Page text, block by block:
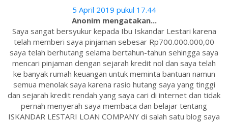
5 April 2019 pukul 17.44
Anonim mengatakan...
Saya sangat bersyukur kepada Ibu Iskandar Lestari karena
telah memberi saya pinjaman sebesar Rp700.000.000,00
saya telah berhutang selama bertahun-tahun sehingga saya
mencari pinjaman dengan sejarah kredit nol dan saya telah
ke banyak rumah keuangan untuk meminta bantuan namun
semua menolak saya karena rasio hutang saya yang tinggi
dan sejarah kredit rendah yang saya cari di internet dan tidak
pernah menyerah saya membaca dan belajar tentang
ISKANDAR LESTARI LOAN COMPANY di salah satu blog saya